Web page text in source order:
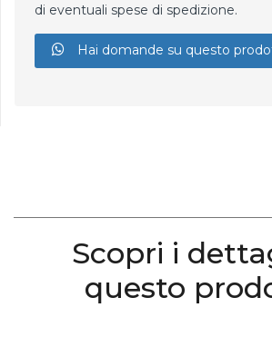
di eventuali spese di spedizione.
Hai domande su questo
Scopri i
questo